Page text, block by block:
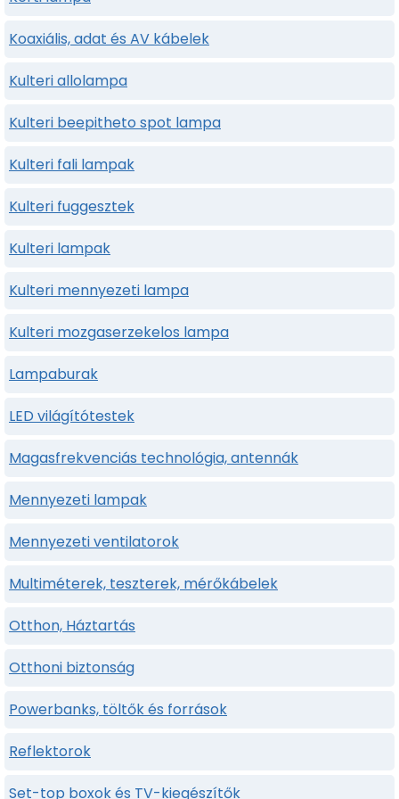
Koaxiális, adat és AV kábelek
Kulteri allolampa
Kulteri beepitheto spot lampa
Kulteri fali lampak
Kulteri fuggesztek
Kulteri lampak
Kulteri mennyezeti lampa
Kulteri mozgaserzekelos lampa
Lampaburak
LED világítótestek
Magasfrekvenciás technológia, antennák
Mennyezeti lampak
Mennyezeti ventilatorok
Multiméterek, teszterek, mérőkábelek
Otthon, Háztartás
Otthoni biztonság
Powerbanks, töltők és források
Reflektorok
Set-top boxok és TV-kiegészítők